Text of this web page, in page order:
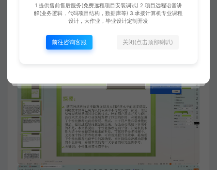
1.提供售前售后服务(免费远程项目安装调试) 2.项目远程语音讲
解(业务逻辑，代码项目结构，数据库等) 3.承接计算机专业课程
设计，大作业，毕业设计定制开发
前往咨询客服 关闭(点击顶部喇叭)